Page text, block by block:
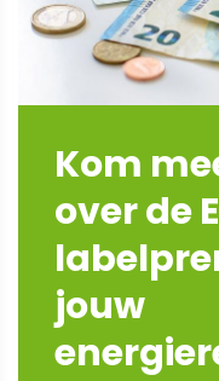
Kom
over de
jouw